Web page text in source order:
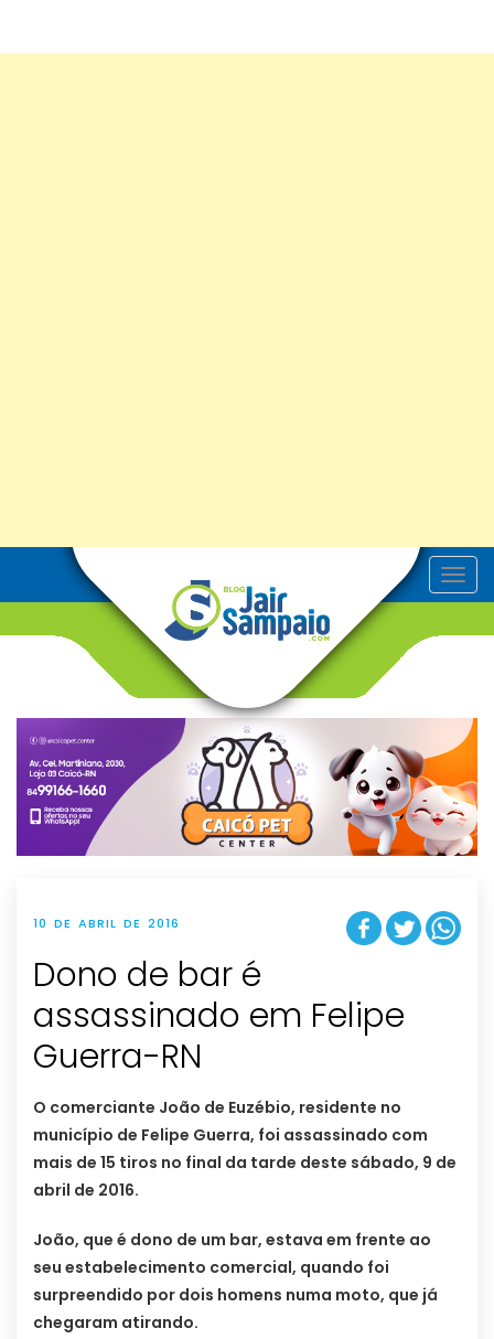
T
o
v
g
t
i
o
n
10 DE ABRIL DE 2016
Dono de bar é
assassinado em Felipe
Guerra-RN
O comerciante João de Euzébio, residente no
município de Felipe Guerra, foi assassinado com
mais de 15 tiros no final da tarde deste sábado, 9 de
abril de 2016.
João, que é dono de um bar, estava em frente ao
seu estabelecimento comercial, quando foi
surpreendido por dois homens numa moto, que já
chegaram atirando.